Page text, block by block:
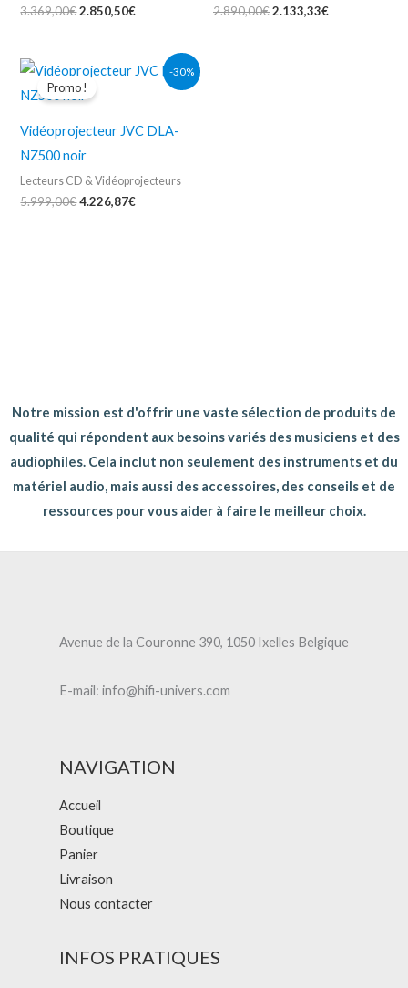
3.369,00€2.850,50€ 2.890,00€2.133,33€
-30%
Promo !
Vidéoprojecteur JVC DLA-
NZ500 noir
Lecteurs CD & Vidéoprojecteurs
5.999,00€
Le
prix
initial
5.999,00€.
4.226,87€
Le
prix
4.226,87€.
Notre mission est d'offrir une vaste sélection de produits de
qualité qui répondent aux besoins variés des musiciens et des
audiophiles. Cela inclut non seulement des instruments et du
matériel audio, mais aussi des accessoires, des conseils et de
ressources pour vous aider à faire le meilleur choix.
Avenue de la Couronne 390, 1050 Ixelles Belgique
E-mail: info@hifi-univers.com
NAVIGATION
Accueil
Boutique
Panier
Livraison
Nous contacter
INFOS PRATIQUES